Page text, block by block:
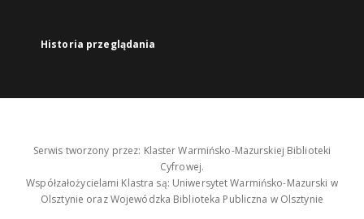
Historia przeglądania
Serwis tworzony przez: Klaster Warmińsko-Mazurskiej Biblioteki
Cyfrowej.
Współzałożycielami Klastra są: Uniwersytet Warmińsko-Mazurski w
Olsztynie oraz Wojewódzka Biblioteka Publiczna w Olsztynie